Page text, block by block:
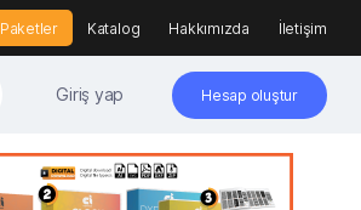
Paketler Katalog Hakkımızda İletişim
Giriş yap Hesap oluştur